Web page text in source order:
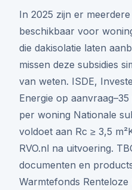
In 2025 zijn er
beschikbaar voor
die dakisolatie laten
missen deze subsidies
van weten. ISDE,
Energie op
per woning Nationale
voldoet aan Rc ≥ 3,5
RVO.nl na uitvoering.
documenten en
Warmtefonds